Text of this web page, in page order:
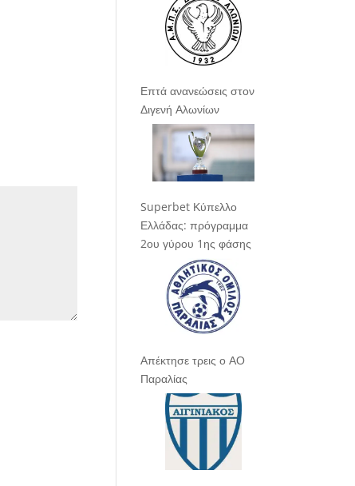
Επτά ανανεώσεις στον
Διγενή Αλωνίων
Superbet Κύπελλο
Ελλάδας: πρόγραμμα
2ου γύρου 1ης φάσης
Απέκτησε τρεις ο ΑΟ
Παραλίας